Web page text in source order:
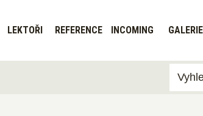
LEKTOŘI REFERENCE INCOMING GALERIE